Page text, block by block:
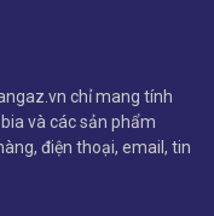
chỉ mang tính
và các sản phẩm
điện thoại, email, tin